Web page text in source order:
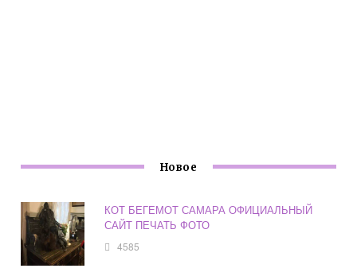
Новое
КОТ БЕГЕМОТ САМАРА ОФИЦИАЛЬНЫЙ
САЙТ ПЕЧАТЬ ФОТО
4585